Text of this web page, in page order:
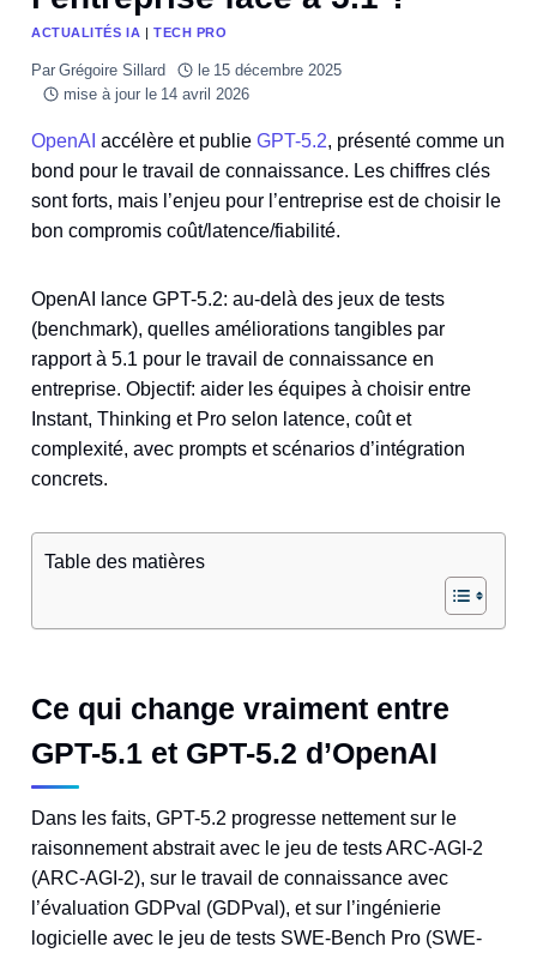
ACTUALITÉS IA | TECH PRO
Par Grégoire Sillard le 15 décembre 2025
mise à jour le 14 avril 2026
OpenAI accélère et publie GPT-5.2, présenté comme un
bond pour le travail de connaissance. Les chiffres clés
sont forts, mais l’enjeu pour l’entreprise est de choisir le
bon compromis coût/latence/fiabilité.
OpenAI lance GPT-5.2: au-delà des jeux de tests
(benchmark), quelles améliorations tangibles par
rapport à 5.1 pour le travail de connaissance en
entreprise. Objectif: aider les équipes à choisir entre
Instant, Thinking et Pro selon latence, coût et
complexité, avec prompts et scénarios d’intégration
concrets.
Table des matières
Ce qui change vraiment entre
GPT-5.1 et GPT-5.2 d’OpenAI
Dans les faits, GPT-5.2 progresse nettement sur le
raisonnement abstrait avec le jeu de tests ARC-AGI-2
(ARC-AGI-2), sur le travail de connaissance avec
l’évaluation GDPval (GDPval), et sur l’ingénierie
logicielle avec le jeu de tests SWE-Bench Pro (SWE-